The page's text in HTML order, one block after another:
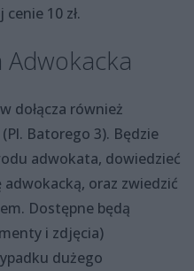
10 zł.
Adwokacka
dołącza również
Batorego 3). Będzie
adwokata, dowiedzieć
oraz zwiedzić
Dostępne będą
i zdjęcia)
dużego